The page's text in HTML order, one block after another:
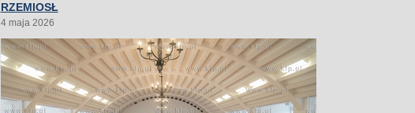
RZEMIOSŁ
4 maja 2026